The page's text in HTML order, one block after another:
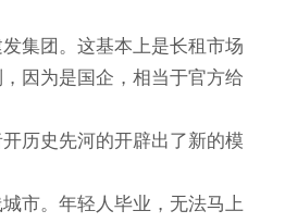
集团。这基本上是长租市场
因为是国企，相当于官方给
历史先河的开辟出了新的模
市。年轻人毕业，无法马上